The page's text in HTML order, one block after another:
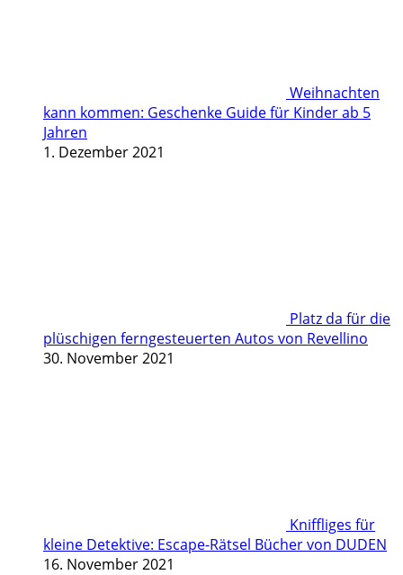
Weihnachten
kann kommen: Geschenke Guide für Kinder ab 5
Jahren
1. Dezember 2021
Platz da für die
plüschigen ferngesteuerten Autos von Revellino
30. November 2021
Kniffliges für
kleine Detektive: Escape-Rätsel Bücher von DUDEN
16. November 2021